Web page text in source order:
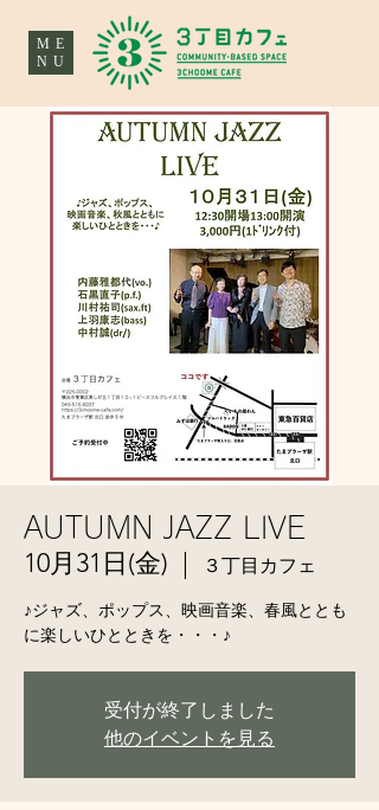
ME
NU
AUTUMN JAZZ LIVE
10月31日(金) ３丁目カフェ
♪ジャズ、ポップス、映画音楽、春風ととも
に楽しいひとときを・・・♪
受付が終了しました
他のイベントを見る